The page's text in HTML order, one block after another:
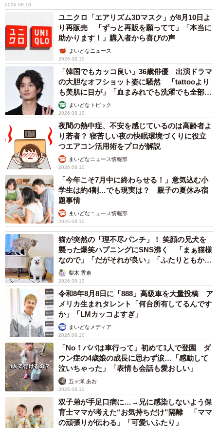
2026.08.10
ユニクロ「エアリズム3Dマスク」が8月10日よ
り再販売 「ずっと再販を願ってて」「本当に
助かります！」購入者から喜びの声
まいどなニュース
2026.08.10
「韓国でもカッコ良い」36歳俳優 出演ドラマ
の大胆なオフショット姿に騒然 「tattooより
も美肌に目が」「血まみれでも洗濯でも全部か
っこいい」
まいどなトピック
2026.08.10
夜間の熱中症、不安を感じているのは高齢者よ
り若者？ 寝苦しい夜の快眠環境づくりに役立
つエアコン活用術をプロが解説
まいどなニュース情報部
2026.08.10
「今年こそ7月中に終わらせる！」意気込む小
学生は約4割…でも現実は？ 親子の夏休み宿
題事情
まいどなニュース情報部
2026.08.10
猫が突然の「理不尽パンチ」！ 笑顔の兄犬を
襲った爆笑ハプニングにSNS沸く 「まぁ猫様
なので」「だがそれが良い」「ふたりともかわ
いいね」
梨木 香奈
2026.08.10
令和8年8月8日に「888」高級車を大量投稿 ア
メリカ生まれタレント「何台所有してるんです
か」「LMカッコよすぎ」
まいどなメディア
2026.08.10
「No！パパは車行って」初めて1人で登園 ダ
ウン症の4歳娘の成長に思わず涙…「感動して
泣いちゃった」「表情も会話も愛おしい」
五ヶ瀬 あお
2026.08.10
双子弟が手足口病に…→兄に感染しないよう保
育士ママが考えた“お気持ちだけ”隔離 「ママ
の頑張りが伝わる」「可愛いふたり」